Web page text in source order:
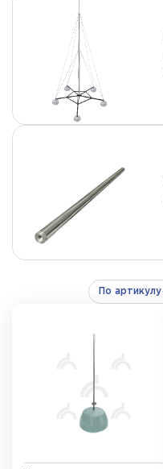
По артикулу